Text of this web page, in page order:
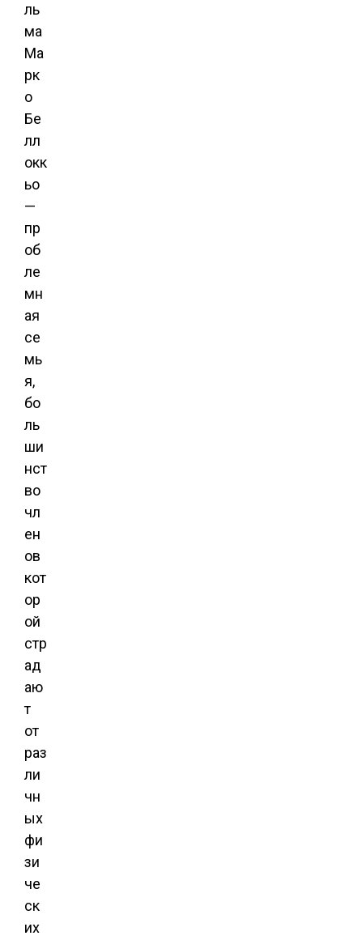
ль
ма
Ма
рк
о
Бе
лл
окк
ьо
—
пр
об
ле
мн
ая
се
мь
я,
бо
ль
ши
нст
во
чл
ен
ов
кот
ор
ой
стр
ад
аю
т
от
раз
ли
чн
ых
фи
зи
че
ск
их